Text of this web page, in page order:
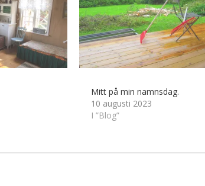
Mitt på min namnsdag.
10 augusti 2023
I ”Blog”